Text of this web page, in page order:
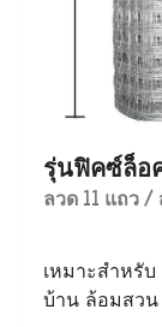
รุ่นฟิคซ์ล็อ
ลวด 11 แถว
เหมาะสำหรั
บ้าน ล้อมสว